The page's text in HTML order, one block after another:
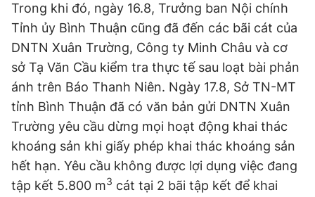
Trong khi đó, ngày 16.8, Trưởng ban Nội chính
Tỉnh ủy Bình Thuận cũng đã đến các bãi cát của
DNTN Xuân Trường, Công ty Minh Châu và cơ
sở Tạ Văn Cầu kiểm tra thực tế sau loạt bài phản
ánh trên Báo Thanh Niên. Ngày 17.8, Sở TN-MT
tỉnh Bình Thuận đã có văn bản gửi DNTN Xuân
Trường yêu cầu dừng mọi hoạt động khai thác
khoáng sản khi giấy phép khai thác khoáng sản
hết hạn. Yêu cầu không được lợi dụng việc đang
tập kết 5.800 m3 cát tại 2 bãi tập kết để khai